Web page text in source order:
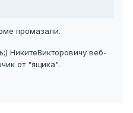
промазали.
НикитеВикторовичу веб-
от "ящика".